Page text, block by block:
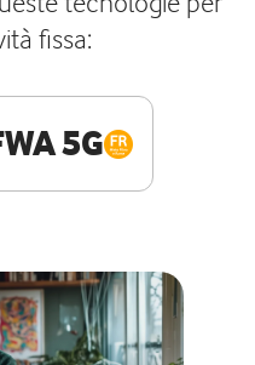
fissa:
5G